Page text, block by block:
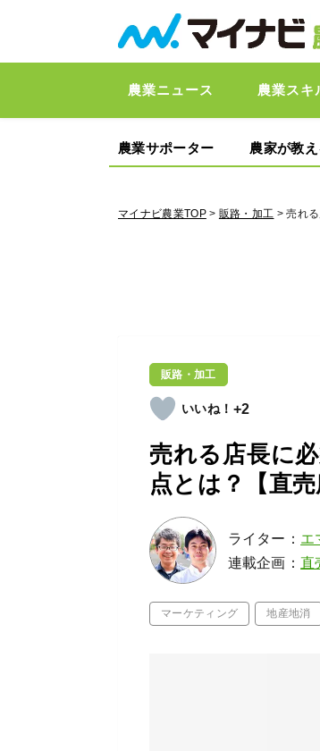
農業ニュース 農業スキ
農業サポーター 農家が教
マイナビ農業TOP> 販路・加工 > 売れ
販路・加工
+2
売れる店長に
点とは？【直
ライター： エ
連載企画：直
マーケティング 地産地消